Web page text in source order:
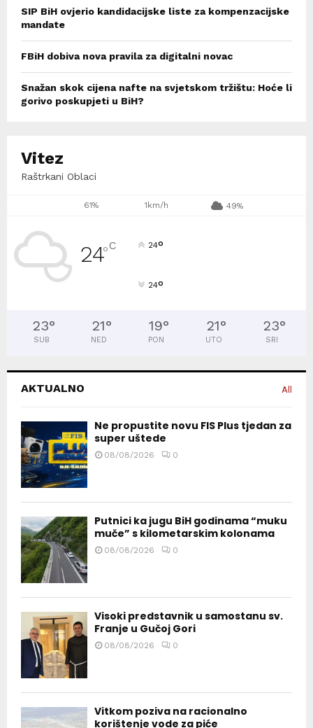
SIP BiH ovjerio kandidacijske liste za kompenzacijske
mandate
FBiH dobiva nova pravila za digitalni novac
Snažan skok cijena nafte na svjetskom tržištu: Hoće li
gorivo poskupjeti u BiH?
Vitez
Raštrkani Oblaci
61% 1km/h 49%
24°C 24°
24°
23°
SUB
21°
NED
19°
PON
21°
UTO
23°
SRI
AKTUALNO All
Ne propustite novu FIS Plus tjedan za
super uštede
08/08/2026 0
Putnici ka jugu BiH godinama “muku
muče” s kilometarskim kolonama
08/08/2026 0
Visoki predstavnik u samostanu sv.
Franje u Gučoj Gori
08/08/2026 0
Vitkom poziva na racionalno
korištenje vode za piće